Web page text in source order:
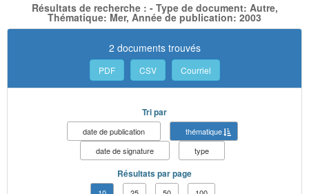
Résultats de recherche : - Type de document: Autre,
Thématique: Mer, Année de publication: 2003
2 documents trouvés
PDF CSV Courriel
Tri par
date de publication
thématique
date de signature
type
Résultats par page